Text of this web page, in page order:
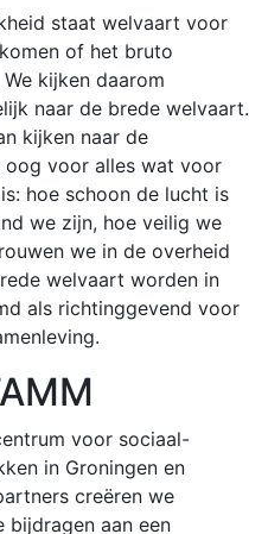
staat welvaart voor
of het bruto
kijken daarom
naar de brede welvaart.
kijken naar de
oog voor alles wat voor
hoe schoon de lucht is
we zijn, hoe veilig we
we in de overheid
welvaart worden in
als richtinggevend voor
voor sociaal-
in Groningen en
creëren we
bijdragen aan een